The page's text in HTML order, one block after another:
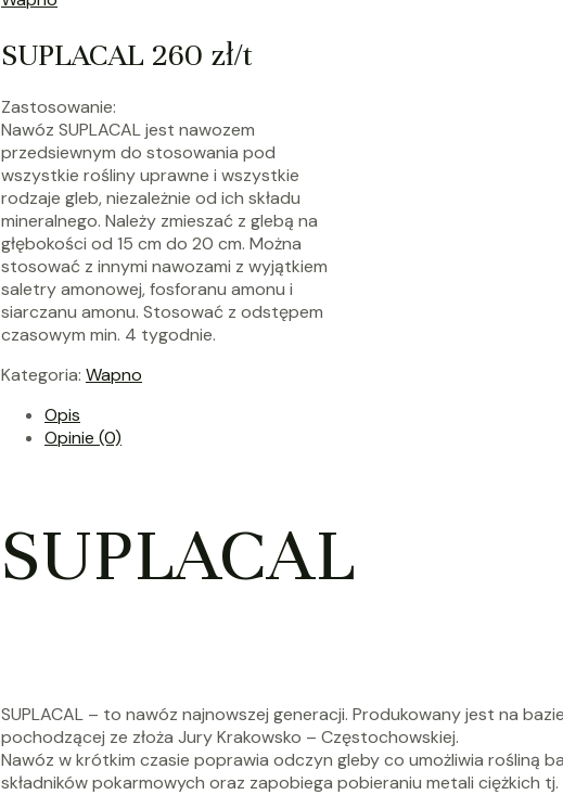
SUPLACAL 260 zł/t
Zastosowanie:
Nawóz SUPLACALjest nawozem
przedsiewnym do stosowania pod
wszystkie rośliny uprawne i wszystkie
rodzaje gleb, niezależnie od ich składu
mineralnego. Należy zmieszać z glebą na
głębokości od 15 cm do 20 cm. Można
stosować z innymi nawozami z wyjątkiem
saletry amonowej, fosforanu amonu i
siarczanu amonu. Stosować z odstępem
czasowym min. 4 tygodnie.
Kategoria: Wapno
Opis
Opinie (0)
SUPLACAL
SUPLACAL – to nawóz najnowszej generacji. Produkowany jest na
pochodzącej ze złoża Jury Krakowsko – Częstochowskiej.
Nawóz w krótkim czasie poprawia odczyn gleby co umożliwia rośliną
składników pokarmowych oraz zapobiega pobieraniu metali ciężkich